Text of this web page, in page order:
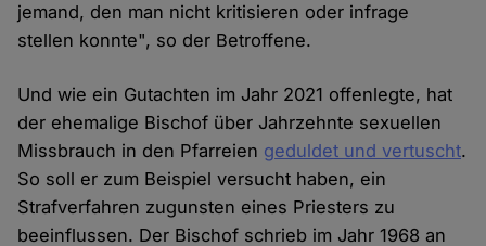
jemand, den man nicht kritisieren oder infrage
stellen konnte", so der Betroffene.
Und wie ein Gutachten im Jahr 2021 offenlegte, hat
der ehemalige Bischof über Jahrzehnte sexuellen
Missbrauch in den Pfarreien geduldet und vertuscht.
So soll er zum Beispiel versucht haben, ein
Strafverfahren zugunsten eines Priesters zu
beeinflussen. Der Bischof schrieb im Jahr 1968 an